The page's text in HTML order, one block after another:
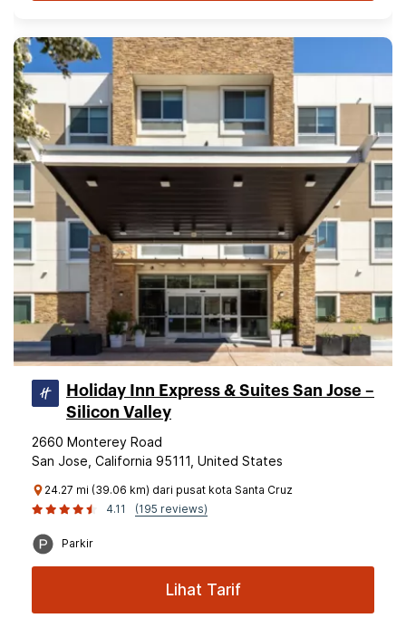
Holiday Inn Express & Suites San Jose –
Silicon Valley
2660 Monterey Road
San Jose, California 95111, United States
24.27 mi (39.06 km) dari pusat kota Santa Cruz
4.11
(195 reviews)
Parkir
Lihat Tarif